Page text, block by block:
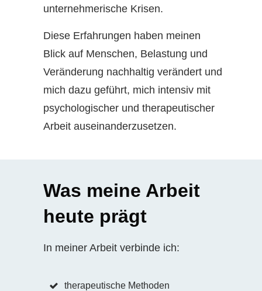
unternehmerische Krisen.
Diese Erfahrungen haben meinen
Blick auf Menschen, Belastung und
Veränderung nachhaltig verändert und
mich dazu geführt, mich intensiv mit
psychologischer und therapeutischer
Arbeit auseinanderzusetzen.
Was meine Arbeit
heute prägt
In meiner Arbeit verbinde ich:
therapeutische Methoden